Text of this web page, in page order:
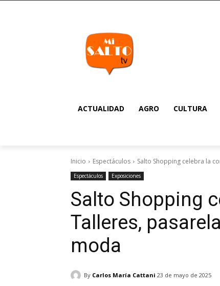
ACTUALIDAD AGRO CULTURA
Inicio Espectáculos Salto Shopping celebra la
Espectáculos Exposiciones
Salto Shopping
Talleres,
moda
By Carlos María Cattani 23 de mayo de 2025